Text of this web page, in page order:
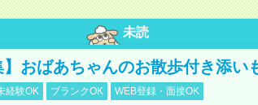
未読
】おばあちゃんのお散歩付き添い
経験OK ブランクOK WEB登録・面接OK